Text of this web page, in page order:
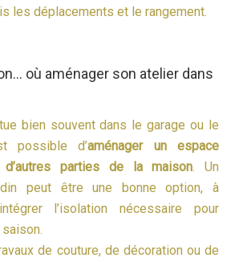
les déplacements et le rangement.
où aménager son atelier dans
bien souvent dans le garage ou le
possible d’aménager un espace
d’autres parties de la maison. Un
peut être une bonne option, à
l’isolation nécessaire pour
de couture, de décoration ou de